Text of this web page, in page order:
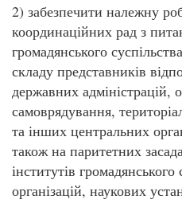
2) забезпечити належну
координаційних рад з
громадянського
складу представників
державних адміністрацій,
самоврядування,
та інших центральних
також на паритетних
інститутів
організацій, наукових